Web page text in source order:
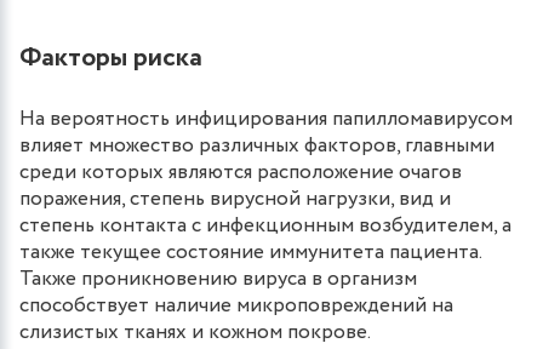
Факторы риска
На вероятность инфицирования папилломавирусом
влияет множество различных факторов, главными
среди которых являются расположение очагов
поражения, степень вирусной нагрузки, вид и
степень контакта с инфекционным возбудителем, а
также текущее состояние иммунитета пациента.
Также проникновению вируса в организм
способствует наличие микроповреждений на
слизистых тканях и кожном покрове.